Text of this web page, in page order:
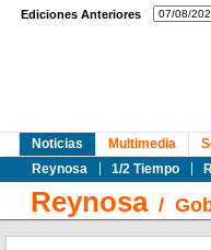
Ediciones Anteriores
Noticias
Reynosa
1/2 Tiempo
Multimedia
Reynosa/